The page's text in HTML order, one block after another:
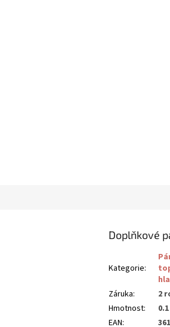
Doplňkové
Kategorie:
Záruka:
2
Hmotnost:
EAN: